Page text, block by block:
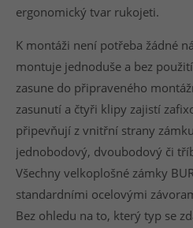
ergonomický tvar rukojeti.
K montáži není potřeba žádné
montuje jednoduše a bez
zasune do připraveného
zasunutí a čtyři klipy zajistí
připevňují z vnitřní strany
jednobodový, dvoubodový či
Všechny velkoplošné zámky
standardními ocelovými
Bez ohledu na to, který typ se